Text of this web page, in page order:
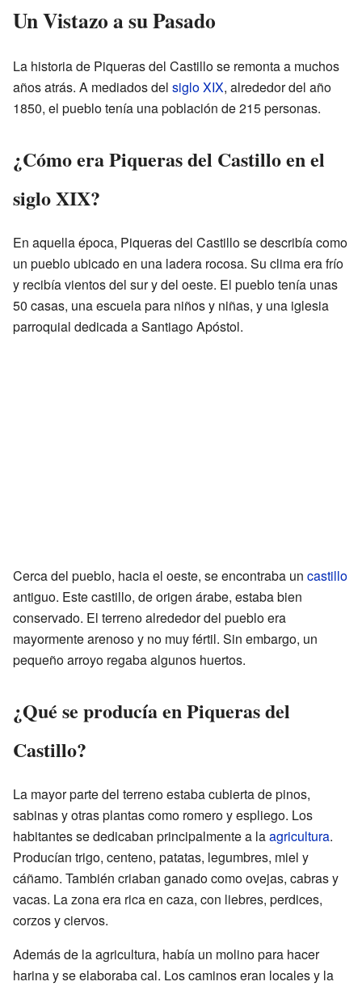
Un Vistazo a su Pasado
La historia de Piqueras del Castillo se remonta a muchos
años atrás. A mediados del siglo XIX, alrededor del año
1850, el pueblo tenía una población de 215 personas.
¿Cómo era Piqueras del Castillo en el
siglo XIX?
En aquella época, Piqueras del Castillo se describía como
un pueblo ubicado en una ladera rocosa. Su clima era frío
y recibía vientos del sur y del oeste. El pueblo tenía unas
50 casas, una escuela para niños y niñas, y una iglesia
parroquial dedicada a Santiago Apóstol.
Cerca del pueblo, hacia el oeste, se encontraba un castillo
antiguo. Este castillo, de origen árabe, estaba bien
conservado. El terreno alrededor del pueblo era
mayormente arenoso y no muy fértil. Sin embargo, un
pequeño arroyo regaba algunos huertos.
¿Qué se producía en Piqueras del
Castillo?
La mayor parte del terreno estaba cubierta de pinos,
sabinas y otras plantas como romero y espliego. Los
habitantes se dedicaban principalmente a laagricultura.
Producían trigo, centeno, patatas, legumbres, miel y
cáñamo. También criaban ganado como ovejas, cabras y
vacas. La zona era rica en caza, con liebres, perdices,
corzos y ciervos.
Además de la agricultura, había un molino para hacer
harina y se elaboraba cal. Los caminos eran locales y la